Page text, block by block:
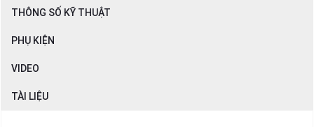
THÔNG SỐ KỸ THUẬT
PHỤ KIỆN
VIDEO
TÀI LIỆU